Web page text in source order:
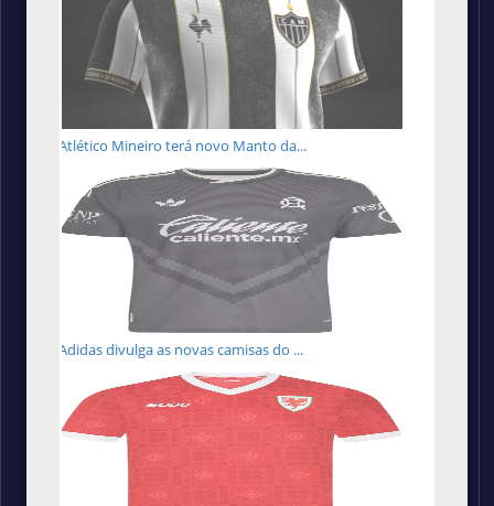
Atlético Mineiro terá novo Manto da...
Adidas divulga as novas camisas do ...